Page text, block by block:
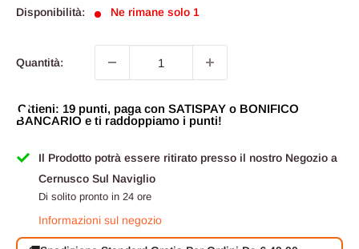
Disponibilità: Ne rimane solo 1
Quantità:
Ottieni: 19 punti, paga con SATISPAY o BONIFICO
BANCARIO e ti raddoppiamo i punti!
Il Prodotto potrà essere ritirato presso il nostro Negozio a
Cernusco Sul Naviglio
Di solito pronto in 24 ore
Informazioni sul negozio